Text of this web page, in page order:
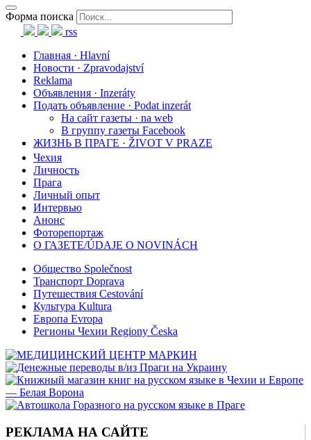
Форма поиска
rss
Главная · Hlavní
Новости · Zpravodajství
Reklama
Объявления · Inzeráty
Подать объявление · Podat inzerát
На сайт газеты · na web
В группу газеты Facebook
ЖИЗНЬ В ПРАГЕ · ŽIVOT V PRAZE
Чехия
Личность
Прага
Личный опыт
Интервью
Анонс
Фоторепортаж
О ГАЗЕТЕ/ÚDAJE O NOVINÁCH
Общество Společnost
Транспорт Doprava
Путешествия Cestování
Культура Kultura
Европа Evropa
Регионы Чехии Regiony Česka
РЕКЛАМА НА САЙТЕ